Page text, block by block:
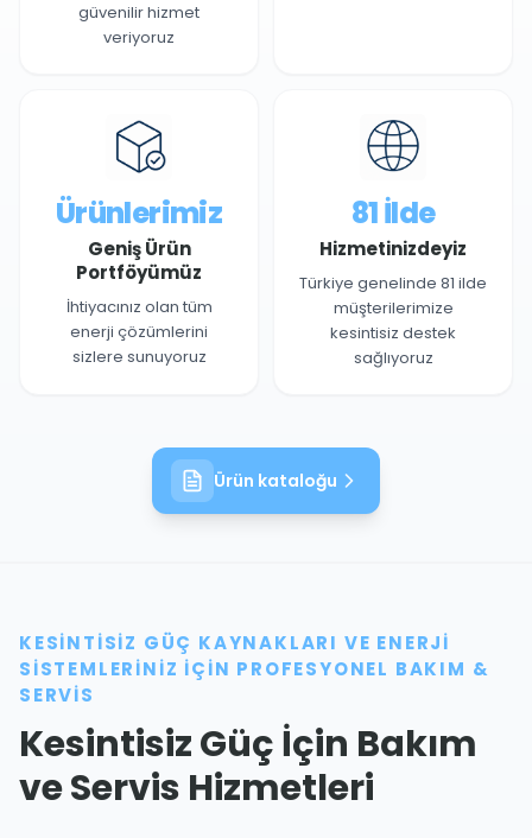
güvenilir hizmet
veriyoruz
Ürünlerimiz
Geniş Ürün
Portföyümüz
İhtiyacınız olan tüm
enerji çözümlerini
sizlere sunuyoruz
81 İlde
Hizmetinizdeyiz
Türkiye genelinde 81 ilde
müşterilerimize
kesintisiz destek
sağlıyoruz
Ürün kataloğu
KESINTISIZ GÜÇ KAYNAKLARI VE ENERJI
SISTEMLERINIZ İÇIN PROFESYONEL BAKIM &
SERVIS
Kesintisiz Güç İçin Bakım
ve Servis Hizmetleri